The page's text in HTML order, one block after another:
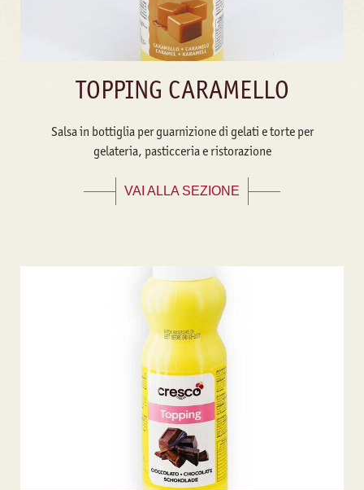
TOPPING CARAMELLO
Salsa in bottiglia per guarnizione di gelati e torte per
gelateria, pasticceria e ristorazione
VAI ALLA SEZIONE